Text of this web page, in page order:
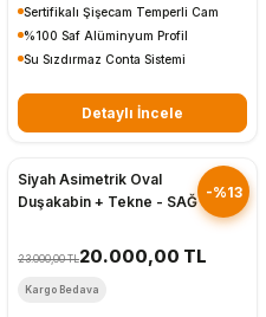
Sertifikalı Şişecam Temperli Cam
%100 Saf Alüminyum Profil
Su Sızdırmaz Conta Sistemi
Detaylı İncele
-%13
Siyah Asimetrik Oval
Duşakabin + Tekne - SAĞ
23.000,00 TL20.000,00 TL
Kargo Bedava